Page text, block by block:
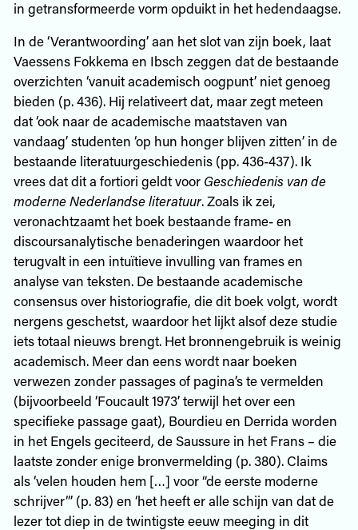
in getransformeerde vorm opduikt in het hedendaagse.
In de ‘Verantwoording’ aan het slot van zijn boek, laat
Vaessens Fokkema en Ibsch zeggen dat de bestaande
overzichten ‘vanuit academisch oogpunt’ niet genoeg
bieden (p. 436). Hij relativeert dat, maar zegt meteen
dat ‘ook naar de academische maatstaven van
vandaag’ studenten ‘op hun honger blijven zitten’ in de
bestaande literatuurgeschiedenis (pp. 436-437). Ik
vrees dat dit a fortiori geldt voor Geschiedenis van de
moderne Nederlandse literatuur. Zoals ik zei,
veronachtzaamt het boek bestaande frame- en
discoursanalytische benaderingen waardoor het
terugvalt in een intuïtieve invulling van frames en
analyse van teksten. De bestaande academische
consensus over historiografie, die dit boek volgt, wordt
nergens geschetst, waardoor het lijkt alsof deze studie
iets totaal nieuws brengt. Het bronnengebruik is weinig
academisch. Meer dan eens wordt naar boeken
verwezen zonder passages of pagina’s te vermelden
(bijvoorbeeld ‘Foucault 1973’ terwijl het over een
specifieke passage gaat), Bourdieu en Derrida worden
in het Engels geciteerd, de Saussure in het Frans – die
laatste zonder enige bronvermelding (p. 380). Claims
als ‘velen houden hem […] voor “de eerste moderne
schrijver”’ (p. 83) en ‘het heeft er alle schijn van dat de
lezer tot diep in de twintigste eeuw meeging in dit